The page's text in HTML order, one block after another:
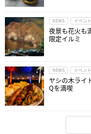
NEWS イベント
夜景も花火も
限定イルミ
NEWS イベント
ヤシの木ライ
Qを満喫